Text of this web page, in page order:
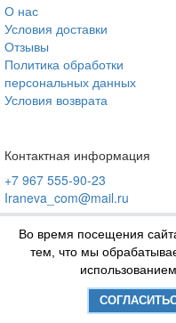
О нас
Условия доставки
Отзывы
Политика обработки
персональных данных
Условия возврата
Контактная информация
+7 967 555-90-23
Iraneva_com@mail.ru
Во время посещения
тем, что мы